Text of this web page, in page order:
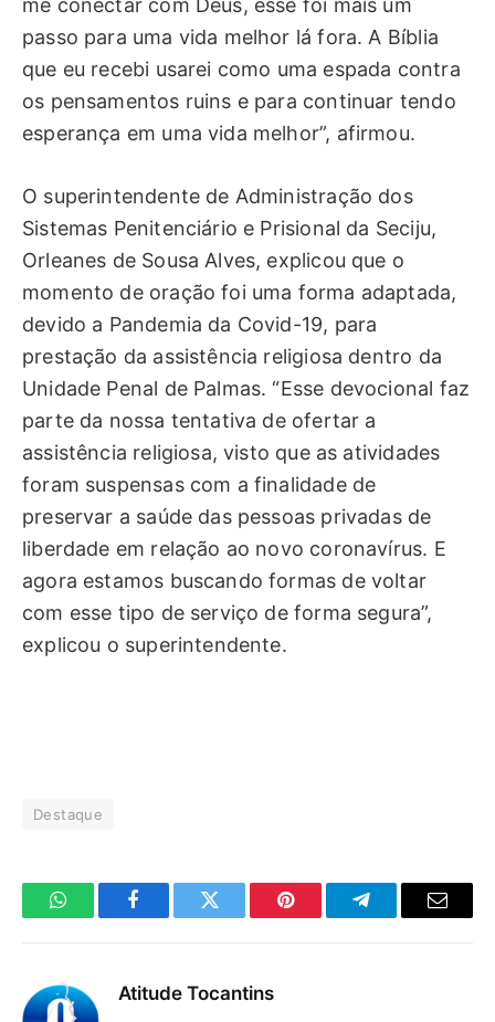
me conectar com Deus, esse foi mais um
passo para uma vida melhor lá fora. A Bíblia
que eu recebi usarei como uma espada contra
os pensamentos ruins e para continuar tendo
esperança em uma vida melhor”, afirmou.
O superintendente de Administração dos
Sistemas Penitenciário e Prisional da Seciju,
Orleanes de Sousa Alves, explicou que o
momento de oração foi uma forma adaptada,
devido a Pandemia da Covid-19, para
prestação da assistência religiosa dentro da
Unidade Penal de Palmas. “Esse devocional faz
parte da nossa tentativa de ofertar a
assistência religiosa, visto que as atividades
foram suspensas com a finalidade de
preservar a saúde das pessoas privadas de
liberdade em relação ao novo coronavírus. E
agora estamos buscando formas de voltar
com esse tipo de serviço de forma segura”,
explicou o superintendente.
Destaque
WhatsAppFacebookTwitter Pinterest TelegramaE-
Atitude Tocantins